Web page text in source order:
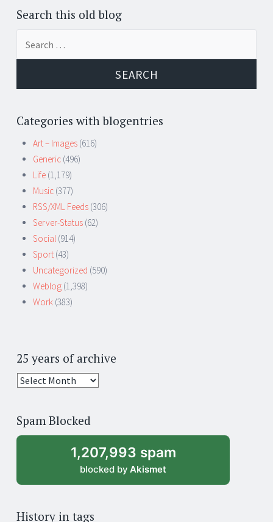
Search this old blog
Categories with blogentries
Art – Images (616)
Generic (496)
Life (1,179)
Music (377)
RSS/XML Feeds (306)
Server-Status (62)
Social (914)
Sport (43)
Uncategorized (590)
Weblog (1,398)
Work (383)
25 years of archive
25
archive
Spam Blocked
1,207,993 spam
blocked by Akismet
History in tags